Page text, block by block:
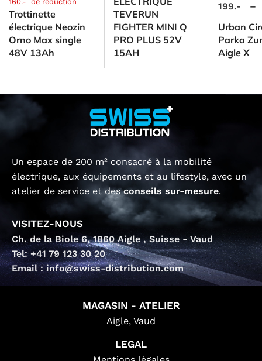
Trottinette
électrique Neozin
Orno Max single
48V 13Ah
TEVERUN
FIGHTER MINI Q
PRO PLUS 52V
15AH
199.- –
Urban
Parka
Aigle X
Un espace de 200 m² consacré à la mobilité
électrique, aux équipements et au lifestyle, avec un
atelier de service et desconseils sur-mesure.
VISITEZ-NOUS
Ch. de la Biole 6, 1860 Aigle , Suisse - Vaud
Tel: +41 79 123 30 20
Email : info@swiss-distribution.com
MAGASIN - ATELIER
Aigle, Vaud
LEGAL